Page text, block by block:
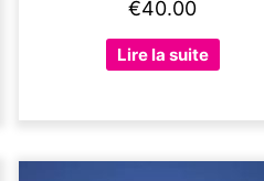
€40.00
Lire la suite